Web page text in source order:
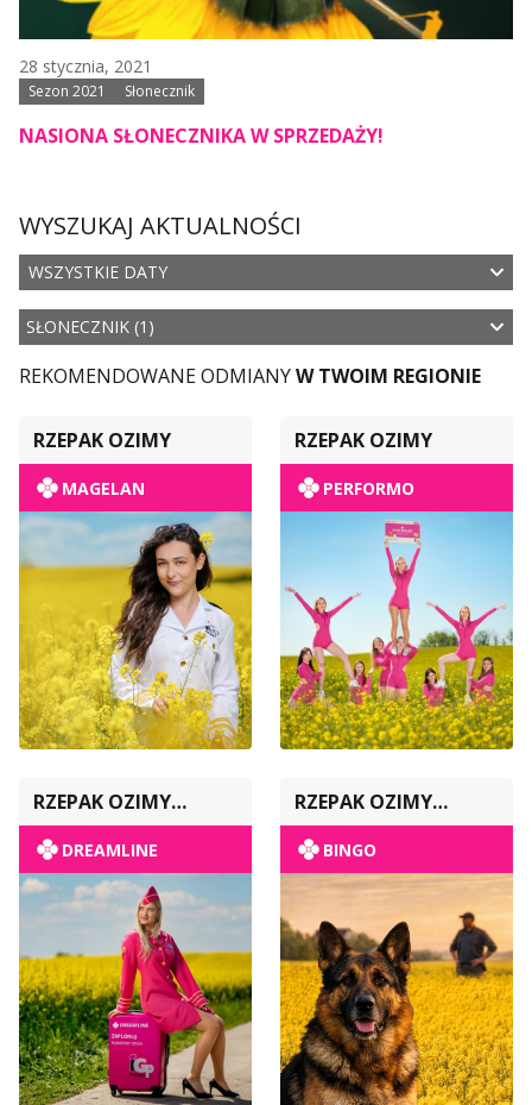
28 stycznia, 2021
Sezon 2021 Słonecznik
NASIONA SŁONECZNIKA W SPRZEDAŻY!
WYSZUKAJ AKTUALNOŚCI
WSZYSTKIE DATY
SŁONECZNIK (1)
REKOMENDOWANE ODMIANYW TWOIM REGIONIE
RZEPAK OZIMY
MAGELAN
RZEPAK OZIMY
PERFORMO
RZEPAK OZIMY
POPULACYJNY
DREAMLINE
RZEPAK OZIMY
POPULACYJNY
BINGO